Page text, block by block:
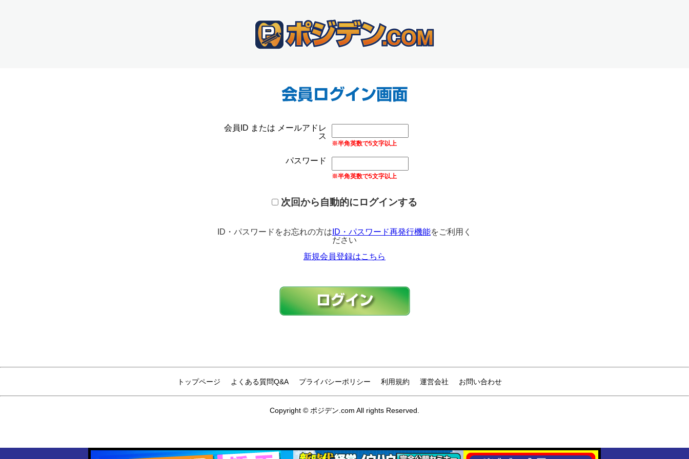
会員ID または メールアドレ
ス
※半角英数で5文字以上
パスワード
※半角英数で5文字以上
次回から自動的にログインする
ID・パスワードをお忘れの方は ID・パスワード再発行機能をご利用く
ださい
新規会員登録はこちら
トップページ よくある質問Q&A プライバシーポリシー 利用規約 運営会社 お問い合わせ
Copyright © ポジデン.com All rights Reserved.